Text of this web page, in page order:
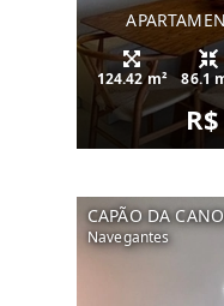
124.42 m² 86.1
CAPÃO DA
Navegantes